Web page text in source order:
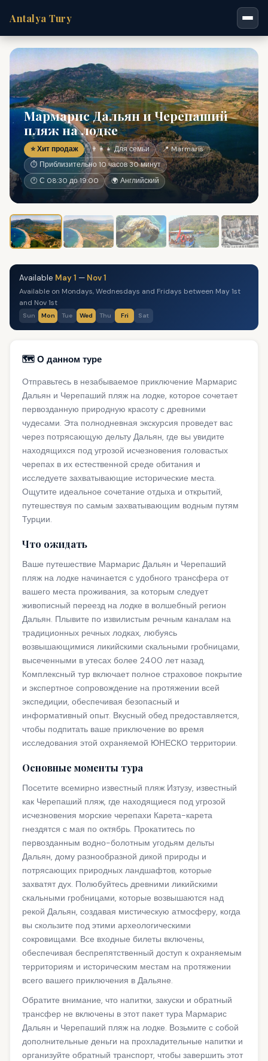
Antalya Tury
Мармарис Дальян и Черепаший
пляж на лодке
⭐ Хит продаж 👨‍👩‍👧 Для семьи
📍 Marmaris
⏱ Приблизительно 10 часов 30 минут
🕐 С 08:30 до 19:00
🌍 Английский
Available May 1 — Nov 1
Available on Mondays, Wednesdays and Fridays between May 1st
and Nov 1st
Sun Mon Tue Wed Thu Fri Sat
🗺️ О данном туре
Отправьтесь в незабываемое приключение Мармарис
Дальян и Черепаший пляж на лодке, которое сочетает
первозданную природную красоту с древними
чудесами. Эта полнодневная экскурсия проведет вас
через потрясающую дельту Дальян, где вы увидите
находящихся под угрозой исчезновения головастых
черепах в их естественной среде обитания и
исследуете захватывающие исторические места.
Ощутите идеальное сочетание отдыха и открытий,
путешествуя по самым захватывающим водным путям
Турции.
Что ожидать
Ваше путешествие Мармарис Дальян и Черепаший
пляж на лодке начинается с удобного трансфера от
вашего места проживания, за которым следует
живописный переезд на лодке в волшебный регион
Дальян. Плывите по извилистым речным каналам на
традиционных речных лодках, любуясь
возвышающимися ликийскими скальными гробницами,
высеченными в утесах более 2400 лет назад.
Комплексный тур включает полное страховое покрытие
и экспертное сопровождение на протяжении всей
экспедиции, обеспечивая безопасный и
информативный опыт. Вкусный обед предоставляется,
чтобы подпитать ваше приключение во время
исследования этой охраняемой ЮНЕСКО территории.
Основные моменты тура
Посетите всемирно известный пляж Изтузу, известный
как Черепаший пляж, где находящиеся под угрозой
исчезновения морские черепахи Карета-карета
гнездятся с мая по октябрь. Прокатитесь по
первозданным водно-болотным угодьям дельты
Дальян, дому разнообразной дикой природы и
потрясающих природных ландшафтов, которые
захватят дух. Полюбуйтесь древними ликийскими
скальными гробницами, которые возвышаются над
рекой Дальян, создавая мистическую атмосферу, когда
вы скользите под этими археологическими
сокровищами. Все входные билеты включены,
обеспечивая беспрепятственный доступ к охраняемым
территориям и историческим местам на протяжении
всего вашего приключения в Дальяне.
Обратите внимание, что напитки, закуски и обратный
трансфер не включены в этот пакет тура Мармарис
Дальян и Черепаший пляж на лодке. Возьмите с собой
дополнительные деньги на прохладительные напитки и
организуйте обратный транспорт, чтобы завершить этот